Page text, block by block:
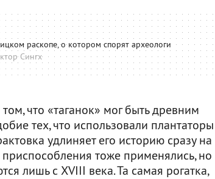
раскопе, о котором спорят археологи
Сингх
что «таганок» мог быть древним
тех, что использовали плантаторы
удлиняет его историю сразу на
тоже применялись, но
лишь с XVIII века. Та самая рогатка,